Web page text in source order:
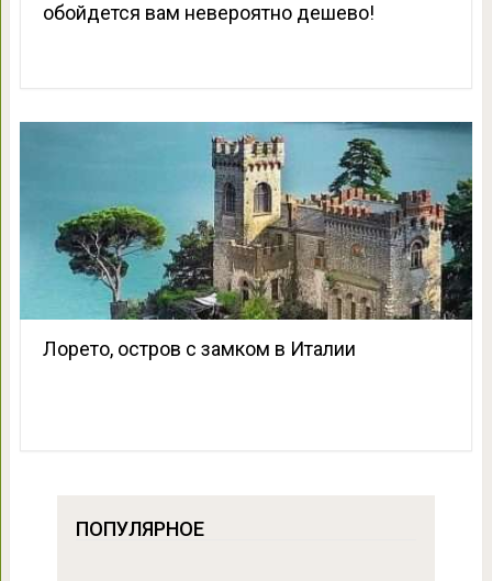
обойдется вам невероятно дешево!
Лорето, остров с замком в Италии
ПОПУЛЯРНОЕ